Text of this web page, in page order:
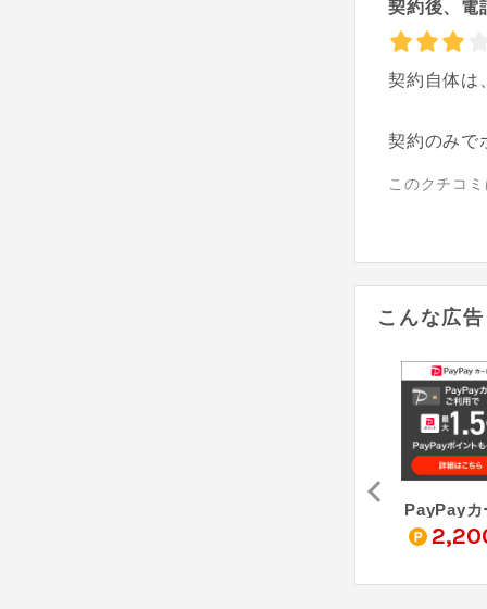
契約後、電
契約自体は
契約のみで
このクチコ
こんな広
PayPayカ